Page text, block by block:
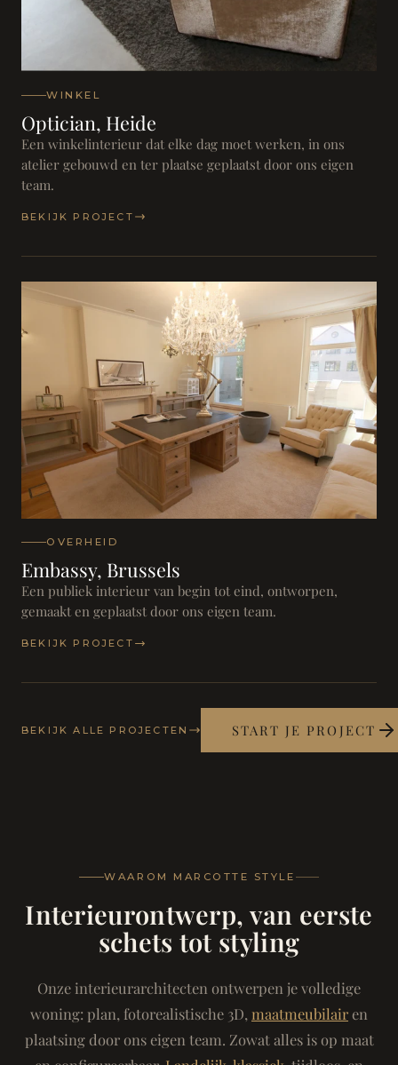
WINKEL
Optician, Heide
Een winkelinterieur dat elke dag moet werken, in ons
atelier gebouwd en ter plaatse geplaatst door ons eigen
team.
BEKIJK PROJECT
OVERHEID
Embassy, Brussels
Een publiek interieur van begin tot eind, ontworpen,
gemaakt en geplaatst door ons eigen team.
BEKIJK PROJECT
BEKIJK ALLE PROJECTEN START JE PROJECT
WAAROM MARCOTTE STYLE
Interieurontwerp, van eerste
schets tot styling
Onze interieurarchitecten ontwerpen je volledige
woning: plan, fotorealistische 3D, maatmeubilairen
plaatsing door ons eigen team. Zowat alles is op maat